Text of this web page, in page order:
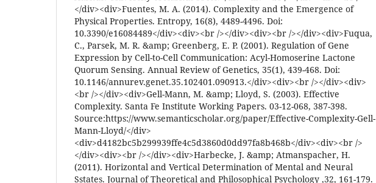
</div><div>Fuentes, M. A. (2014). Complexity and the Emergence of
Physical Properties. Entropy, 16(8), 4489-4496. Doi:
10.3390/e16084489</div><div><br /></div><div><br /></div><div>Fuqua,
C., Parsek, M. R. &amp; Greenberg, E. P. (2001). Regulation of Gene
Expression by Cell-to-Cell Communication: Acyl-Homoserine Lactone
Quorum Sensing. Annual Review of Genetics, 35(1), 439-468. Doi:
10.1146/annurev.genet.35.102401.090913.</div><div><br /></div><div>
<br /></div><div>Gell-Mann, M. &amp; Lloyd, S. (2003). Effective
Complexity. Santa Fe Institute Working Papers. 03-12-068, 387-398.
Source:https://www.semanticscholar.org/paper/Effective-Complexity-Gell-
Mann-Lloyd/</div>
<div>d4182bc5b299939ffe4c5d3860d0dd97fa8b468b</div><div><br />
</div><div><br /></div><div>Harbecke, J. &amp; Atmanspacher, H.
(2011). Horizontal and Vertical Determination of Mental and Neural
Sstates. Journal of Theoretical and Philosophical Psychology ,32, 161-179.